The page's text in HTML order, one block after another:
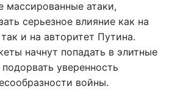
массированные атаки,
серьезное влияние как на
и на авторитет Путина.
начнут попадать в элитные
уверенность
войны.